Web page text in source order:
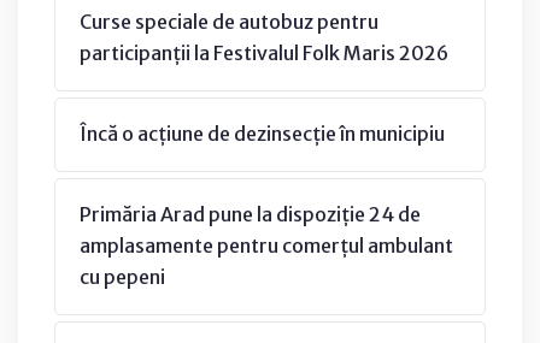
Curse speciale de autobuz pentru
participanții la Festivalul Folk Maris 2026
Încă o acțiune de dezinsecție în municipiu
Primăria Arad pune la dispoziție 24 de
amplasamente pentru comerțul ambulant
cu pepeni